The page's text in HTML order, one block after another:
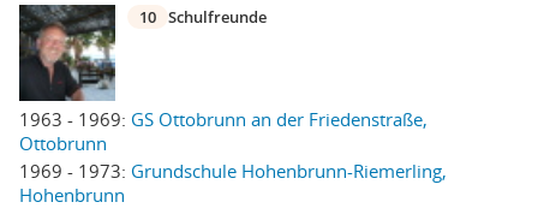
1963 - 1969: GS Ottobrunn an der Friedenstraße,
Ottobrunn
1969 - 1973: Grundschule Hohenbrunn-Riemerling,
Hohenbrunn
10 Schulfreunde